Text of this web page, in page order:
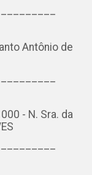
Antônio de
- N. Sra. da